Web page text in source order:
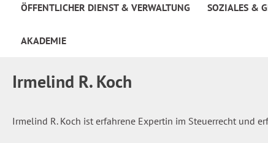
ÖFFENTLICHER DIENST & VERWALTUNG SOZIALES &
AKADEMIE
Irmelind R. Koch
Irmelind R. Koch ist erfahrene Expertin im Steuerrecht und